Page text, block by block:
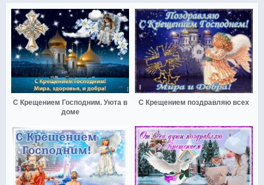
друзей с этим важным событием и пожелать здоровья,
благополучия и мира.
С Крещением Господним. Уюта в
доме
С Крещением поздравляю всех